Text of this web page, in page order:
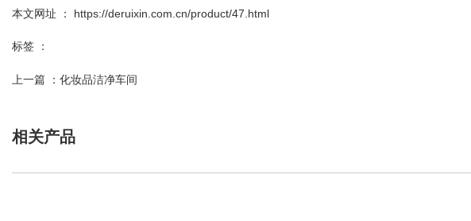
本文网址 ： https://deruixin.com.cn/product/47.html
标签 ：
上一篇 ： 化妆品洁净车间
相关产品